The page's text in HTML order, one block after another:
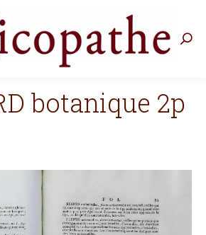
botanique 2p